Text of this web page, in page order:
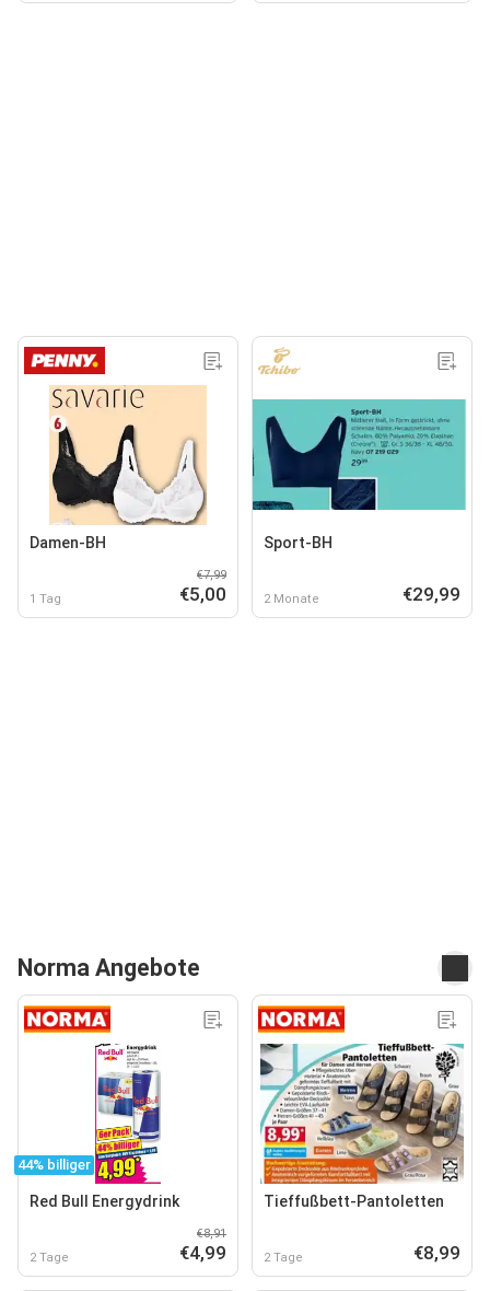
Damen-BH
1 Tag
€7,99
€5,00
Sport-BH
2 Monate €29,99
Norma Angebote
44% billiger
Red Bull Energydrink
2 Tage
€8,91
€4,99
Tieffußbett-Pantoletten
2 Tage €8,99